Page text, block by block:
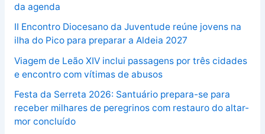
da agenda
II Encontro Diocesano da Juventude reúne jovens na
ilha do Pico para preparar a Aldeia 2027
Viagem de Leão XIV inclui passagens por três cidades
e encontro com vítimas de abusos
Festa da Serreta 2026: Santuário prepara-se para
receber milhares de peregrinos com restauro do altar-
mor concluído